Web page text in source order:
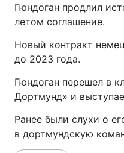
Гюндоган продлил
летом соглашение.
Новый контракт
до 2023 года.
Гюндоган перешел в
Дортмунд» и
Ранее были слухи о
в дортмундскую